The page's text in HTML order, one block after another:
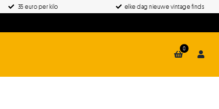
35 euro per kilo elke dag nieuwe vintage finds
0